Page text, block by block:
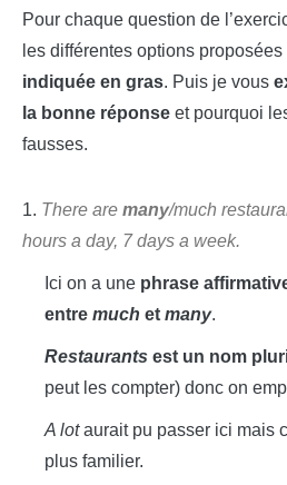
Pour chaque question de
les différentes options proposées
indiquée en gras. Puis je vous
la bonne réponse et pourquoi
fausses.
1. There are many/much
hours a day, 7 days a week.
Ici on a une phrase
entre much et many.
Restaurants est un nom
peut les compter) donc on
A lotaurait pu passer ici mais
plus familier.